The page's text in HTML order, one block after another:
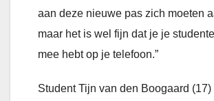
aan deze nieuwe pas zich moeten
maar het is wel fijn dat je je
mee hebt op je telefoon.”
Student Tijn van den Boogaard (17)